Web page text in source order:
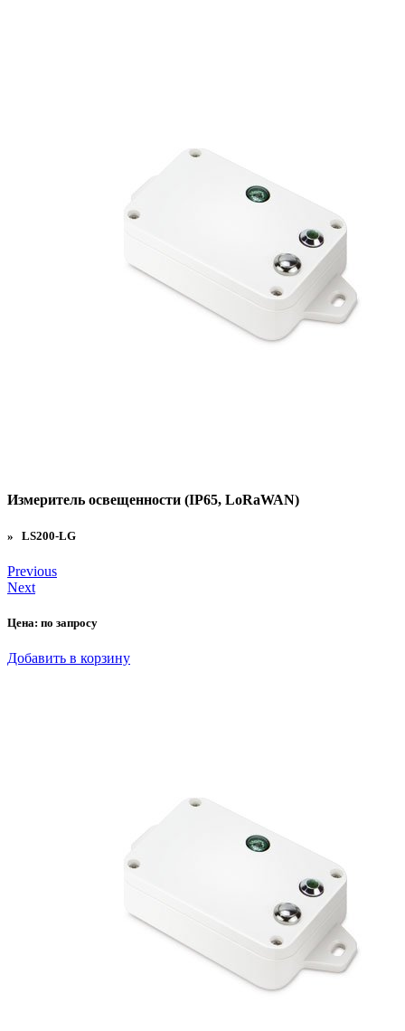
Измеритель освещенности (IP65, LoRaWAN)
» LS200-LG
Previous
Next
Цена: по запросу
Добавить в корзину